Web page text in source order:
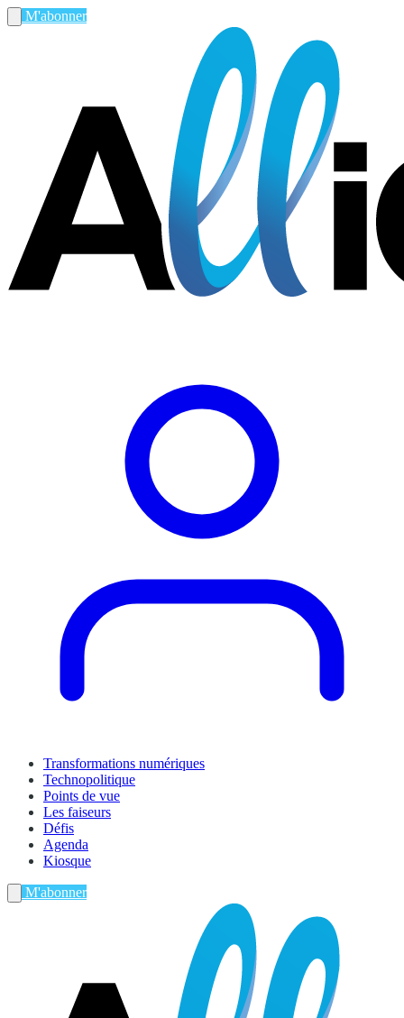
M'abonner
Transformations numériques
Technopolitique
Points de vue
Les faiseurs
Défis
Agenda
Kiosque
M'abonner